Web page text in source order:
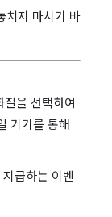
치지 마시기 바
을 선택하여
기기를 통해
급하는 이벤